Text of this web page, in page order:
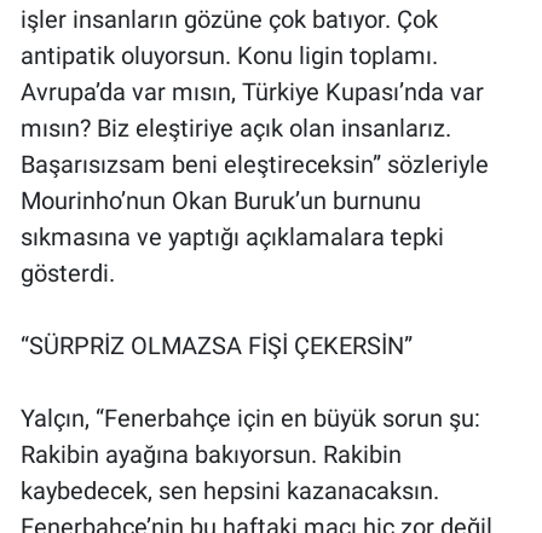
işler insanların gözüne çok batıyor. Çok
antipatik oluyorsun. Konu ligin toplamı.
Avrupa’da var mısın, Türkiye Kupası’nda var
mısın? Biz eleştiriye açık olan insanlarız.
Başarısızsam beni eleştireceksin” sözleriyle
Mourinho’nun Okan Buruk’un burnunu
sıkmasına ve yaptığı açıklamalara tepki
gösterdi.
“SÜRPRİZ OLMAZSA FİŞİ ÇEKERSİN”
Yalçın, “Fenerbahçe için en büyük sorun şu:
Rakibin ayağına bakıyorsun. Rakibin
kaybedecek, sen hepsini kazanacaksın.